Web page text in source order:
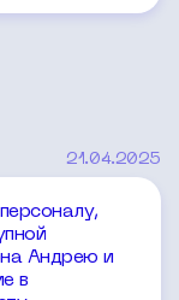
21.04.2025
Андрею и
в